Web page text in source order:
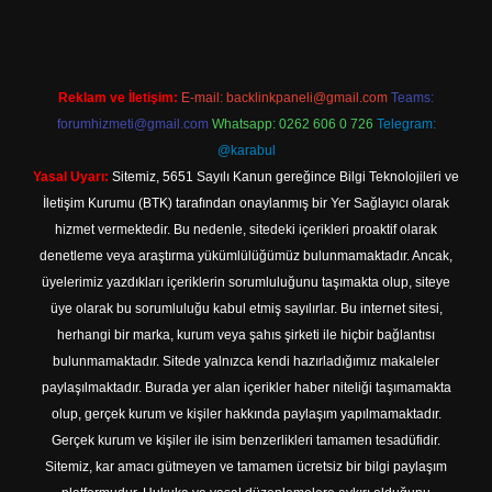
Reklam ve İletişim: E-mail: backlinkpaneli@gmail.com Teams:
forumhizmeti@gmail.com Whatsapp: 0262 606 0 726 Telegram:
@karabul
Yasal Uyarı: Sitemiz, 5651 Sayılı Kanun gereğince Bilgi Teknolojileri ve
İletişim Kurumu (BTK) tarafından onaylanmış bir Yer Sağlayıcı olarak
hizmet vermektedir. Bu nedenle, sitedeki içerikleri proaktif olarak
denetleme veya araştırma yükümlülüğümüz bulunmamaktadır. Ancak,
üyelerimiz yazdıkları içeriklerin sorumluluğunu taşımakta olup, siteye
üye olarak bu sorumluluğu kabul etmiş sayılırlar. Bu internet sitesi,
herhangi bir marka, kurum veya şahıs şirketi ile hiçbir bağlantısı
bulunmamaktadır. Sitede yalnızca kendi hazırladığımız makaleler
paylaşılmaktadır. Burada yer alan içerikler haber niteliği taşımamakta
olup, gerçek kurum ve kişiler hakkında paylaşım yapılmamaktadır.
Gerçek kurum ve kişiler ile isim benzerlikleri tamamen tesadüfidir.
Sitemiz, kar amacı gütmeyen ve tamamen ücretsiz bir bilgi paylaşım